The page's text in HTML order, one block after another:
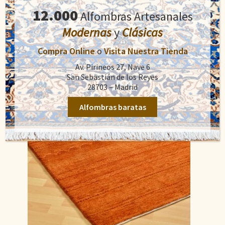
original
era:
1.300,00€.
actual
es:
682,90€.
Añadir al carrito
12.000Alfombras Artesanales
ModernasyClásicas
Compra OnlineoVisita Nuestra Tienda
Av. Pirineos 27, Nave 6
San Sebastián de los Reyes
28703 – Madrid
Alfombras baratas